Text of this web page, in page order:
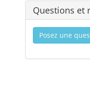
Questions et
Posez une